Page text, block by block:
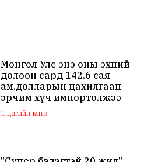
Монгол Улс энэ оны эхний
долоон сард 142.6 сая
ам.долларын цахилгаан
эрчим хүч импортолжээ
1 цагийн өмнө